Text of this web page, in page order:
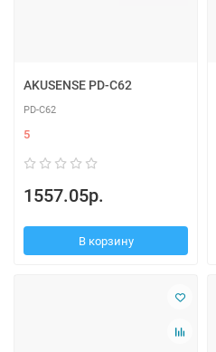
AKUSENSE PD-C62
PD-C62
5
1557.05р.
В корзину